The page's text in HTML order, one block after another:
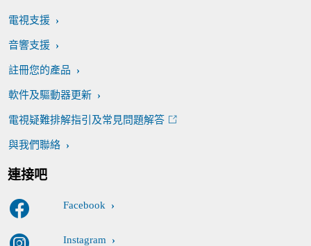
電視支援
音響支援
註冊您的產品
軟件及驅動器更新
電視疑難排解指引及常見問題解答
與我們聯絡
連接吧
Facebook
Instagram